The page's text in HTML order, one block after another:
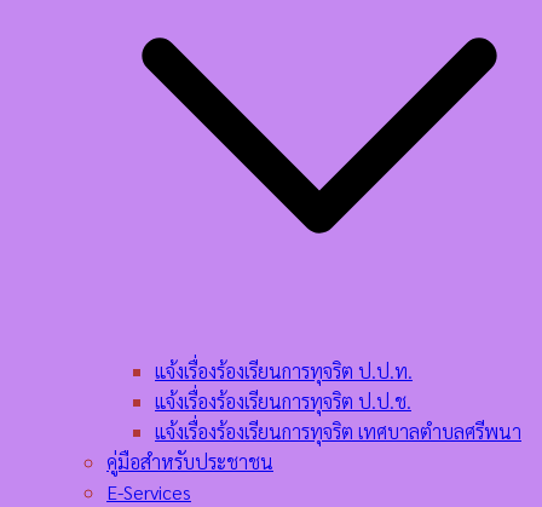
แจ้งเรื่องร้องเรียนการทุจริต ป.ป.ท.
แจ้งเรื่องร้องเรียนการทุจริต ป.ป.ช.
แจ้งเรื่องร้องเรียนการทุจริต เทศบาลตำบลศรีพนา
คู่มือสำหรับประชาชน
E-Services